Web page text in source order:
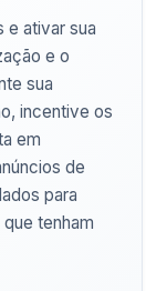
e ativar sua
e o
sua
incentive os
em
de
para
tenham